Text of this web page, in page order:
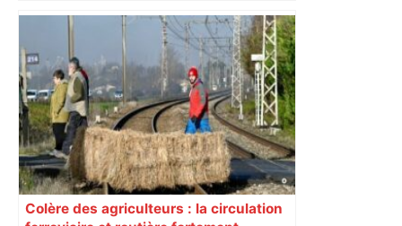
ENTRETIEN. TFC : "Maintenant,
déconnecter en famille" appelle de ses
vœux l’entraîneur toulousain Carles
Martinez Novell – ladepeche.fr
Colère des agriculteurs : la circulation